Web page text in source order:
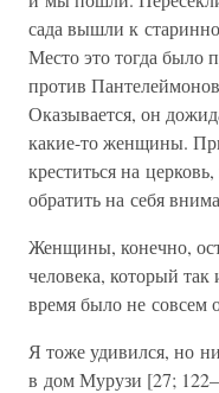
сада вышли к
Место это тогда было
против
Оказывается, он
какие-то женщины.
креститься на
обратить на себя
Женщины, конечно,
человека, который так
время было не совсем
Я тоже удивился, но
в дом Мурузи [27;